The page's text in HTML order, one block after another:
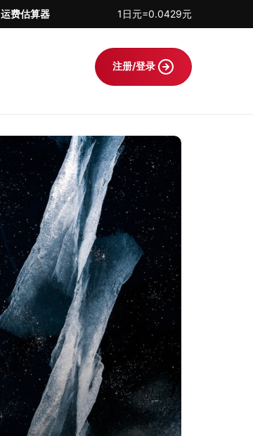
运费估算器 1日元=0.0429元
注册/登录